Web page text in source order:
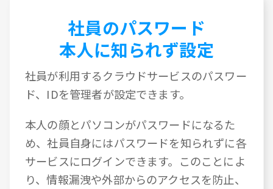
社員のパスワード
本人に知られず設定
社員が利用するクラウドサービスのパスワー
ド、IDを管理者が設定できます。
本人の顔とパソコンがパスワードになるた
め、社員自身にはパスワードを知られずに各
サービスにログインできます。このことによ
り、情報漏洩や外部からのアクセスを防止、